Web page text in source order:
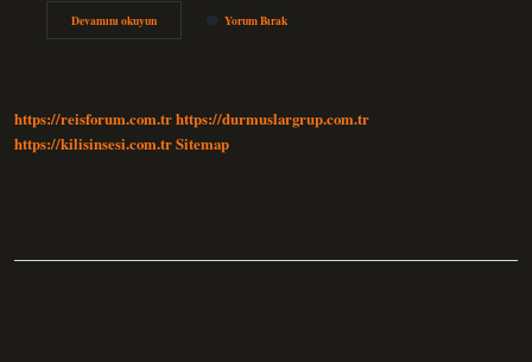
Devamını okuyunAkrebin
Soktuğunu
Yorum Bırak
https://reisforum.com.trhttps://durmuslargrup.com.tr
https://kilisinsesi.com.trSitemap